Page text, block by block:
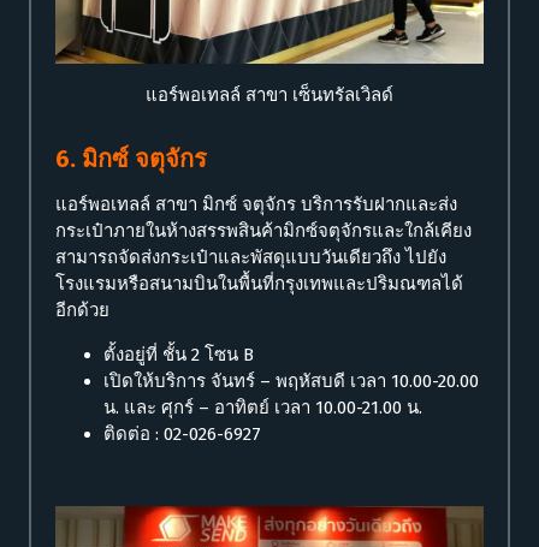
แอร์พอเทลล์ สาขา เซ็นทรัลเวิลด์
6. มิกซ์ จตุจักร
แอร์พอเทลล์ สาขา มิกซ์ จตุจักร บริการรับฝากและส่ง
กระเป๋าภายในห้างสรรพสินค้ามิกซ์จตุจักรและใกล้เคียง
สามารถจัดส่งกระเป๋าและพัสดุแบบวันเดียวถึง ไปยัง
โรงแรมหรือสนามบินในพื้นที่กรุงเทพและปริมณฑลได้
อีกด้วย
ตั้งอยู่ที่ ชั้น 2 โซน B
เปิดให้บริการ จันทร์ – พฤหัสบดี เวลา 10.00-20.00
น. และ ศุกร์ – อาทิตย์ เวลา 10.00-21.00 น.
ติดต่อ : 02-026-6927